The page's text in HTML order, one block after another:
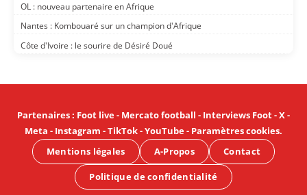
OL : nouveau partenaire en Afrique
Nantes : Kombouaré sur un champion d'Afrique
Côte d'Ivoire : le sourire de Désiré Doué
Partenaires: Foot live- Mercato football - Interviews Foot-X-
Meta - Instagram -TikTok-YouTube- Paramètres cookies.
Mentions légales
A-Propos Contact
Politique de confidentialité